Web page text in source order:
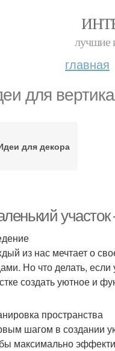
лучшие
главная
для
для декора
участок
из нас мечтает о
Но что делать,
создать уютное и
пространства
шагом в создании
максимально